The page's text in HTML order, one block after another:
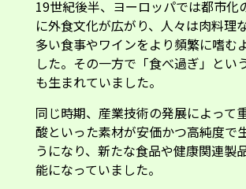
19世紀後半、ヨーロッパでは都市化
に外食文化が広がり、人々は肉料理
多い食事やワインをより頻繁に嗜む
した。その一方で「食べ過ぎ」とい
も生まれていました。
同じ時期、産業技術の発展によって
酸といった素材が安価かつ高純度で
うになり、新たな食品や健康関連製
能になっていました。